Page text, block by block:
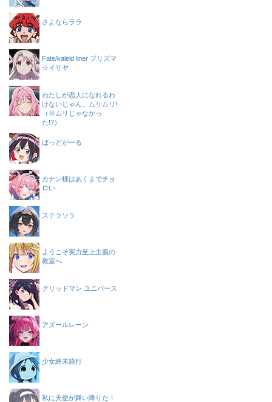
さよならララ
Fate/kaleid liner プリズマ
☆イリヤ
わたしが恋人になれるわ
けないじゃん、ムリムリ!
（※ムリじゃなかっ
た!?）
ばっどがーる
カナン様はあくまでチョ
ロい
ステラソラ
ようこそ実力至上主義の
教室へ
グリッドマン ユニバース
アズールレーン
少女終末旅行
私に天使が舞い降りた！